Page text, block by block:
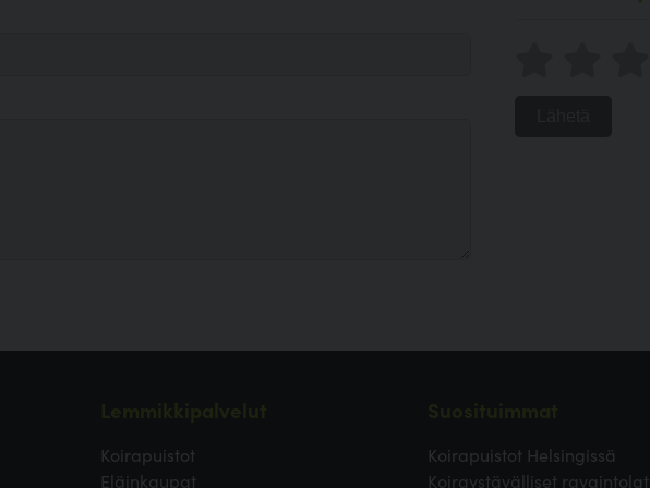
Koirapuistot
Eläinkaupat
Koirapuistot Helsingissä
Koiraystävälliset ravaintolat